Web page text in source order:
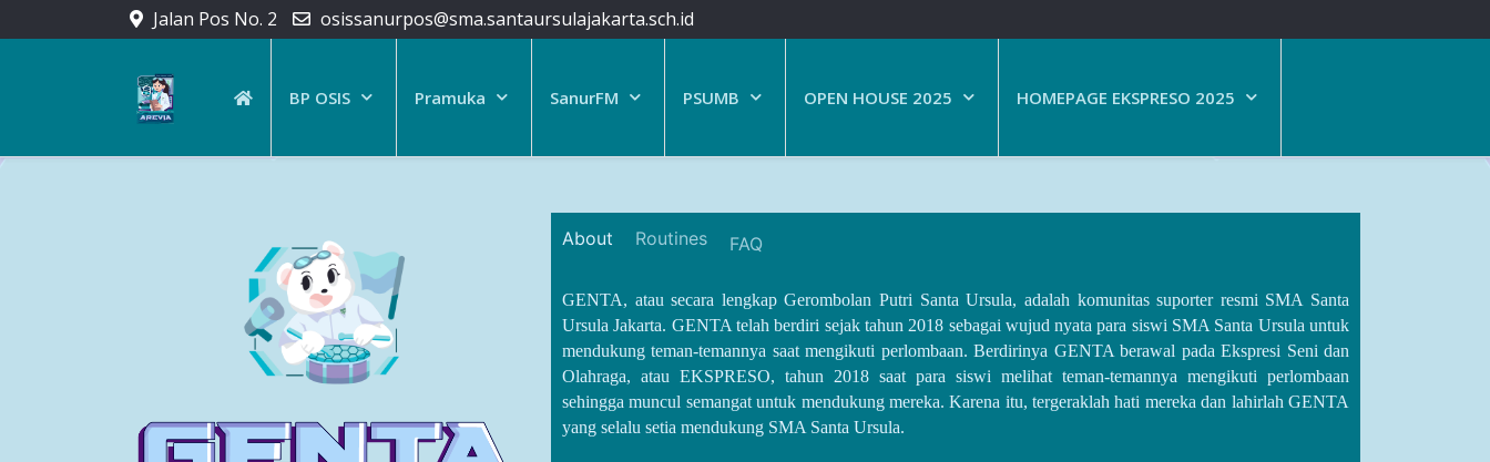
Jalan Pos No. 2 osissanurpos@sma.santaursulajakarta.sch.id
BP OSIS Pramuka SanurFM PSUMB OPEN HOUSE 2025 HOMEPAGE EKSPRESO 2025
About Routines FAQ
GENTA, atau secara lengkap Gerombolan Putri Santa Ursula, adalah komunitas suporter resmi SMA Santa
Ursula Jakarta. GENTA telah berdiri sejak tahun 2018 sebagai wujud nyata para siswi SMA Santa Ursula untuk
mendukung teman-temannya saat mengikuti perlombaan. Berdirinya GENTA berawal pada Ekspresi Seni dan
Olahraga, atau EKSPRESO, tahun 2018 saat para siswi melihat teman-temannya mengikuti perlombaan
sehingga muncul semangat untuk mendukung mereka. Karena itu, tergeraklah hati mereka dan lahirlah GENTA
yang selalu setia mendukung SMA Santa Ursula.